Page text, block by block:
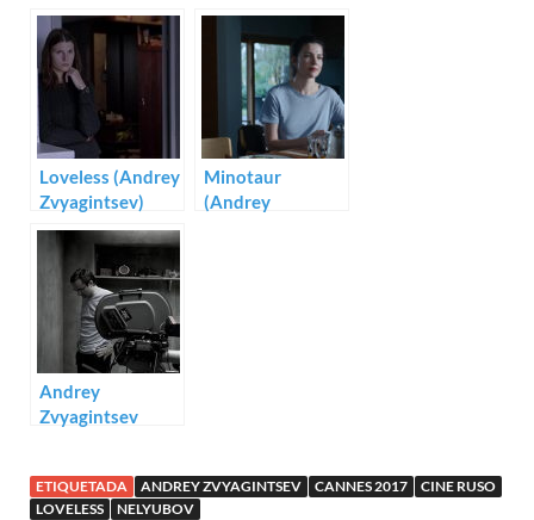
Andrey
Zvyagintsev
Cannes 2017
Loveless (Andrey
Zvyagintsev)
Minotaur
(Andrey
Andrey
Zvyagintsev
ETIQUETADA ANDREY ZVYAGINTSEV CANNES 2017
CINE RUSO
LOVELESS
NELYUBOV